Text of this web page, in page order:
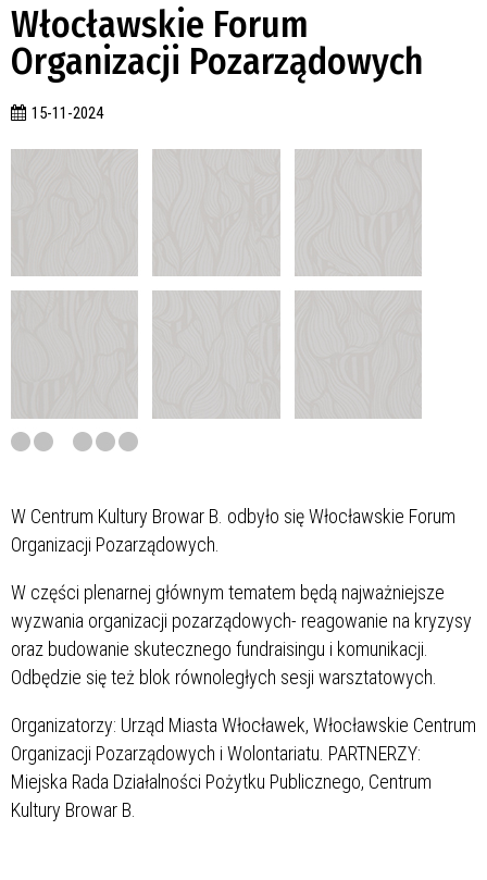
Włocławskie Forum
Organizacji Pozarządowych
15-11-2024
W Centrum Kultury Browar B. odbyło się Włocławskie Forum
Organizacji Pozarządowych.
W części plenarnej głównym tematem będą najważniejsze
wyzwania organizacji pozarządowych- reagowanie na kryzysy
oraz budowanie skutecznego fundraisingu i komunikacji.
Odbędzie się też blok równoległych sesji warsztatowych.
Organizatorzy: Urząd Miasta Włocławek, Włocławskie Centrum
Organizacji Pozarządowych i Wolontariatu. PARTNERZY:
Miejska Rada Działalności Pożytku Publicznego, Centrum
Kultury Browar B.